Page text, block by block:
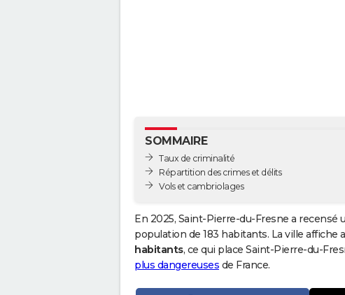
SOMMAIRE
Taux de criminalité
Répartition des crimes et délits
Vols et cambriolages
En 2025, Saint-Pierre-du-Fresne a recensé
population de 183 habitants. La ville affiche
habitants, ce qui place Saint-Pierre-du-
plus dangereuses de France.